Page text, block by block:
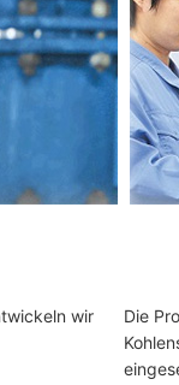
wir
Die